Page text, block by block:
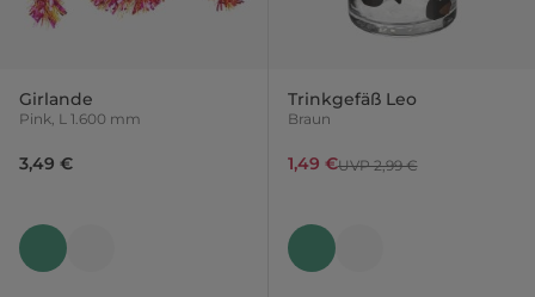
Girlande
Pink, L 1.600 mm
3,49 €
Trinkgefäß Leo
Braun
1,49 €UVP 2,99 €